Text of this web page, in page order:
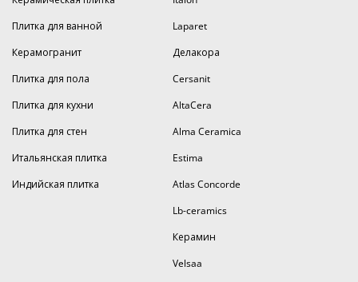
Плитка для ванной
Керамогранит
Плитка для пола
Плитка для кухни
Плитка для стен
Итальянская плитка
Индийская плитка
Laparet
Делакора
Cersanit
AltaCera
Alma Ceramica
Estima
Atlas Concorde
Lb-ceramics
Керамин
Velsaa